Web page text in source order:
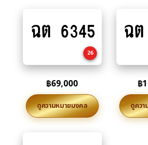
to
ฉต 6345
26
฿69,000
ดูความหมายมงคล
ฉ
฿
ดูคว